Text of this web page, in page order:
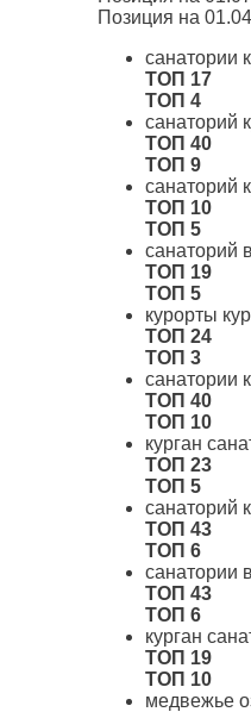
Позиция на
санатории
ТОП 17
ТОП 4
санаторий
ТОП 40
ТОП 9
санаторий
ТОП 10
ТОП 5
санаторий
ТОП 19
ТОП 5
курорты
ТОП 24
ТОП 3
санатории
ТОП 40
ТОП 10
курган
ТОП 23
ТОП 5
санаторий
ТОП 43
ТОП 6
санатории
ТОП 43
ТОП 6
курган
ТОП 19
ТОП 10
медвежье